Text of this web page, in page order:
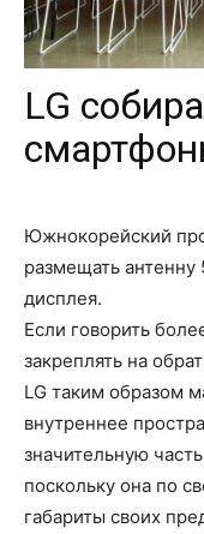
LG
Южнокорейский
размещать антенну
дисплея.
Если говорить
закреплять на
LG таким образом
внутреннее
значительную
поскольку она по
габариты своих